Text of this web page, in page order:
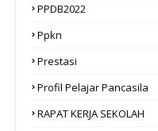
PPDB2022
Ppkn
Prestasi
Profil Pelajar Pancasila
RAPAT KERJA SEKOLAH